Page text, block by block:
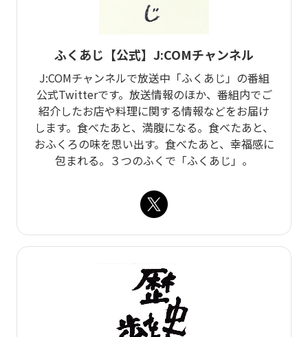
ふくあじ【公式】J:COMチャンネル
J:COMチャンネルで放送中「ふくあじ」の番組
公式Twitterです。放送情報のほか、番組内でご
紹介したお店や料理に関する情報などをお届け
します。食べたあと、満腹になる。食べたあと、
おふくろの味を思い出す。食べたあと、幸福感に
包まれる。３つのふくで「ふくあじ」。